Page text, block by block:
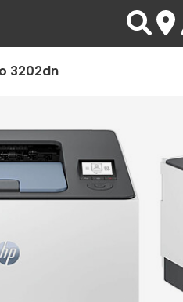
3202dn